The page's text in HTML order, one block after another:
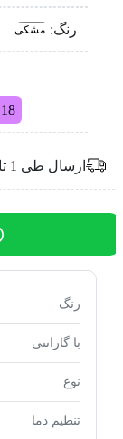
رنگ: مشکی
18 ماهه آریا کیش
ارسال طی 1 تا 3 روز کاری
رنگ
با گارانتی
نوع
تنطیم دما